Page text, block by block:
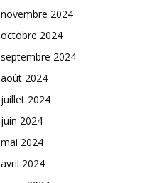
novembre 2024
octobre 2024
septembre 2024
août 2024
juillet 2024
juin 2024
mai 2024
avril 2024